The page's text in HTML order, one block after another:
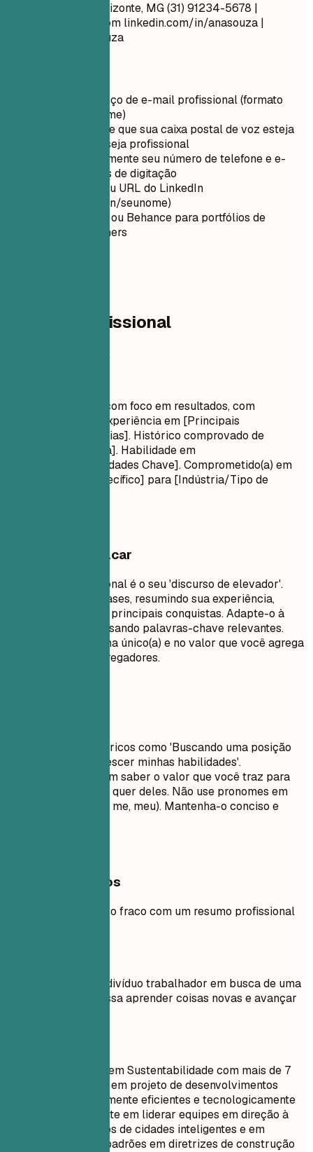
Ana Souza Belo Horizonte, MG (31) 91234-5678 |
ana.souza@gmail.com linkedin.com/in/anasouza |
behance.net/anasouza
Use um endereço de e-mail profissional (formato
nome.sobrenome)
Certifique-se de que sua caixa postal de voz esteja
configurada e seja profissional
Verifique novamente seu número de telefone e e-
mail para erros de digitação
Personalize seu URL do LinkedIn
(linkedin.com/in/seunome)
Use ArtStation ou Behance para portfólios de
artistas/designers
Resumo profissional
Resumo profissional
[Nome da Função] com foco em resultados, com
[Número] anos de experiência em [Principais
Habilidades/Indústrias]. Histórico comprovado de
[Principal Conquista]. Habilidade em
[Tecnologias/Habilidades Chave]. Comprometido(a) em
entregar [Valor Específico] para [Indústria/Tipo de
O que vale destacar
Um resumo profissional é o seu 'discurso de elevador'.
Deve ter de 3 a 5 frases, resumindo sua experiência,
habilidades chave e principais conquistas. Adapte-o à
descrição da vaga usando palavras-chave relevantes.
Foque no que te torna único(a) e no valor que você agrega
aos potenciais empregadores.
Evite objetivos genéricos como 'Buscando uma posição
desafiadora para crescer minhas habilidades'.
Recrutadores querem saber o valor que você traz para
eles, não o que você quer deles. Não use pronomes em
primeira pessoa (eu, me, meu). Mantenha-o conciso e
Exemplos práticos
Compare um objetivo fraco com um resumo profissional
Objetivo: Sou um indivíduo trabalhador em busca de uma
posição onde eu possa aprender coisas novas e avançar
Especialista Sênior em Sustentabilidade com mais de 7
anos de experiência em projeto de desenvolvimentos
urbanos energeticamente eficientes e tecnologicamente
integrados. Proficiente em liderar equipes em direção à
inovação em projetos de cidades inteligentes e em
estabelecer novos padrões em diretrizes de construção